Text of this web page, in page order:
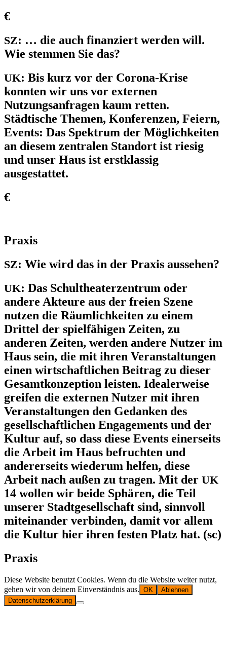
€
SZ: … die auch finanziert werden will.
Wie stemmen Sie das?
UK: Bis kurz vor der Corona-Krise
konnten wir uns vor externen
Nutzungsanfragen kaum retten.
Städtische Themen, Konferenzen, Feiern,
Events: Das Spektrum der Möglichkeiten
an diesem zentralen Standort ist riesig
und unser Haus ist erstklassig
ausgestattet.
€
Praxis
SZ: Wie wird das in der Praxis aussehen?
UK: Das Schultheaterzentrum oder
andere Akteure aus der freien Szene
nutzen die Räumlichkeiten zu einem
Drittel der spielfähigen Zeiten, zu
anderen Zeiten, werden andere Nutzer im
Haus sein, die mit ihren Veranstaltungen
einen wirtschaftlichen Beitrag zu dieser
Gesamtkonzeption leisten. Idealerweise
greifen die externen Nutzer mit ihren
Veranstaltungen den Gedanken des
gesellschaftlichen Engagements und der
Kultur auf, so dass diese Events einerseits
die Arbeit im Haus befruchten und
andererseits wiederum helfen, diese
Arbeit nach außen zu tragen. Mit der UK
14 wollen wir beide Sphären, die Teil
unserer Stadtgesellschaft sind, sinnvoll
miteinander verbinden, damit vor allem
die Kultur hier ihren festen Platz hat. (sc)
Praxis
Diese Website benutzt Cookies. Wenn du die Website weiter nutzt,
gehen wir von deinem Einverständnis aus. OK
Ablehnen
Datenschutzerklärung